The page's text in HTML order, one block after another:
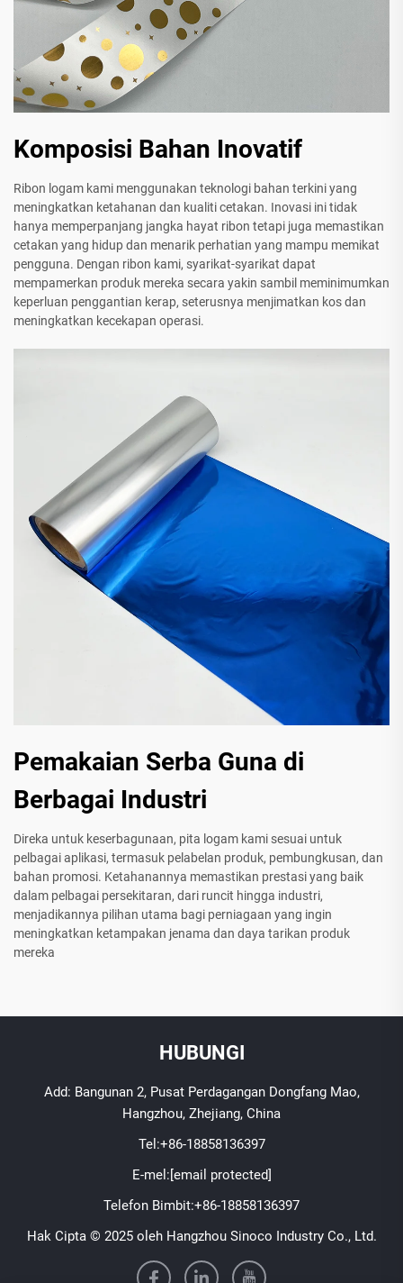
Komposisi Bahan Inovatif
Ribon logam kami menggunakan teknologi bahan terkini yang
meningkatkan ketahanan dan kualiti cetakan. Inovasi ini tidak
hanya memperpanjang jangka hayat ribon tetapi juga memastikan
cetakan yang hidup dan menarik perhatian yang mampu memikat
pengguna. Dengan ribon kami, syarikat-syarikat dapat
mempamerkan produk mereka secara yakin sambil meminimumkan
keperluan penggantian kerap, seterusnya menjimatkan kos dan
meningkatkan kecekapan operasi.
Pemakaian Serba Guna di
Berbagai Industri
Direka untuk keserbagunaan, pita logam kami sesuai untuk
pelbagai aplikasi, termasuk pelabelan produk, pembungkusan, dan
bahan promosi. Ketahanannya memastikan prestasi yang baik
dalam pelbagai persekitaran, dari runcit hingga industri,
menjadikannya pilihan utama bagi perniagaan yang ingin
meningkatkan ketampakan jenama dan daya tarikan produk
mereka
HUBUNGI
Add: Bangunan 2, Pusat Perdagangan Dongfang Mao,
Hangzhou, Zhejiang, China
Tel:+86-18858136397
E-mel:[email protected]
Telefon Bimbit:+86-18858136397
Hak Cipta © 2025 oleh Hangzhou Sinoco Industry Co., Ltd.